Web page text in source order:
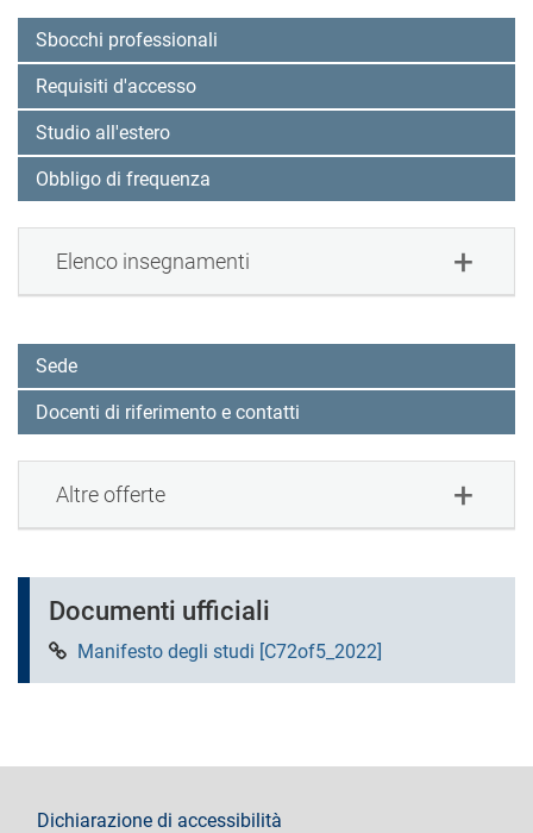
Sbocchi professionali
Requisiti d'accesso
Studio all'estero
Obbligo di frequenza
Elenco insegnamenti
Sede
Docenti di riferimento e contatti
Altre offerte
Documenti ufficiali
Manifesto degli studi [C72of5_2022]
footer
Dichiarazione di accessibilità